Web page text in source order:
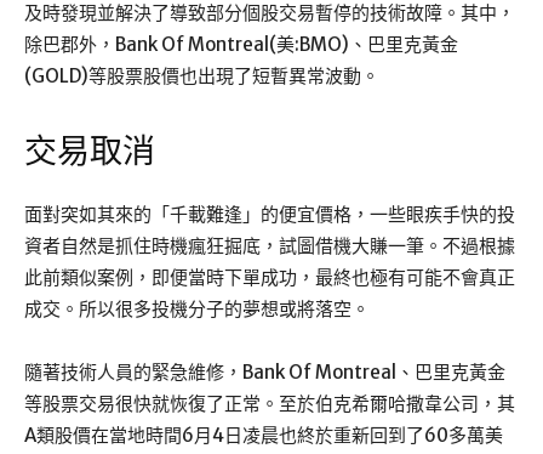
及時發現並解決了導致部分個股交易暫停的技術故障。其中，
除巴郡外，Bank Of Montreal(美:BMO)、巴里克黃金
(GOLD)等股票股價也出現了短暫異常波動。
交易取消
面對突如其來的「千載難逢」的便宜價格，一些眼疾手快的投
資者自然是抓住時機瘋狂掘底，試圖借機大賺一筆。不過根據
此前類似案例，即便當時下單成功，最終也極有可能不會真正
成交。所以很多投機分子的夢想或將落空。
隨著技術人員的緊急維修，Bank Of Montreal、巴里克黃金
等股票交易很快就恢復了正常。至於伯克希爾哈撒韋公司，其
A類股價在當地時間6月4日凌晨也終於重新回到了60多萬美